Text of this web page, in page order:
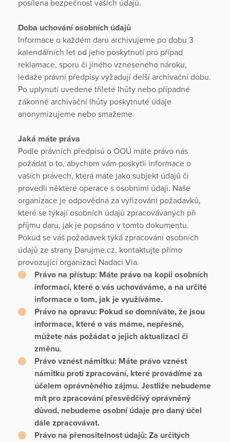
posílena bezpečnost vašich údajů.
Doba uchování osobních údajů
Informace o každém daru archivujeme po dobu 3
kalendářních let od jeho poskytnutí pro případ
reklamace, sporu či jiného vzneseného nároku,
ledaže právní předpisy vyžadují delší archivační dobu.
Po uplynutí uvedené tříleté lhůty nebo případné
zákonné archivační lhůty poskytnuté údaje
anonymizujeme nebo smažeme.
Jaká máte práva
Podle právních předpisů o OOÚ máte právo nás
požádat o to, abychom vám poskytli informace o
vašich právech, která máte jako subjekt údajů či
provedli některé operace s osobními údaji. Naše
organizace je odpovědná za vyřizování požadavků,
které se týkají osobních údajů zpracovávaných při
příjmu daru, jak je popsáno v tomto dokumentu.
Pokud se váš požadavek týká zpracování osobních
údajů ze strany Darujme.cz, kontaktujte přímo
provozující organizaci Nadaci Via.
Právo na přístup: Máte právo na kopii osobních
informací, které o vás uchováváme, a na určité
informace o tom, jak je využíváme.
Právo na opravu: Pokud se domníváte, že jsou
informace, které o vás máme, nepřesné,
můžete nás požádat o jejich aktualizaci či
změnu.
Právo vznést námitku: Máte právo vznést
námitku proti zpracování, které provádíme za
účelem oprávněného zájmu. Jestliže nebudeme
mít pro zpracování přesvědčivý oprávněný
důvod, nebudeme osobní údaje pro daný účel
dále zpracovávat.
Právo na přenositelnost údajů: Za určitých